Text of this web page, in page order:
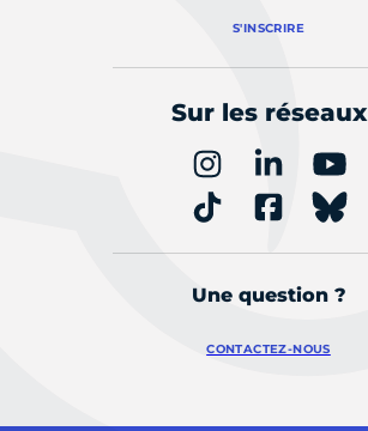
S'INSCRIRE
Sur les réseaux
Une question ?
CONTACTEZ-NOUS